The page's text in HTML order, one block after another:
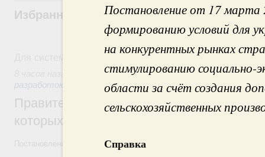
Постановление от 17
формированию условий для
на конкурентных рынках
стимулированию социально-
области за счёт создания
сельскохозяйственных
Справка
Избранные документы со справками к
Для системного поиска перейдите в раздел "Поиск по
Государственная политика в сфере
разработок
Правительство расширило перечень
которых освобождаются от НДФЛ
Постановление от 5 августа 2026 года №978